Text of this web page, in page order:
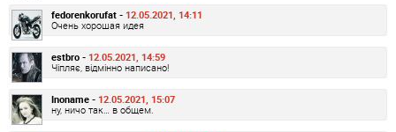
fedorenkorufat - 12.05.2021, 14:11
Очень хорошая идея
estbro - 12.05.2021, 14:59
Чіпляє, відмінно написано!
Inoname - 12.05.2021, 15:07
ну, ничо так… в общем.